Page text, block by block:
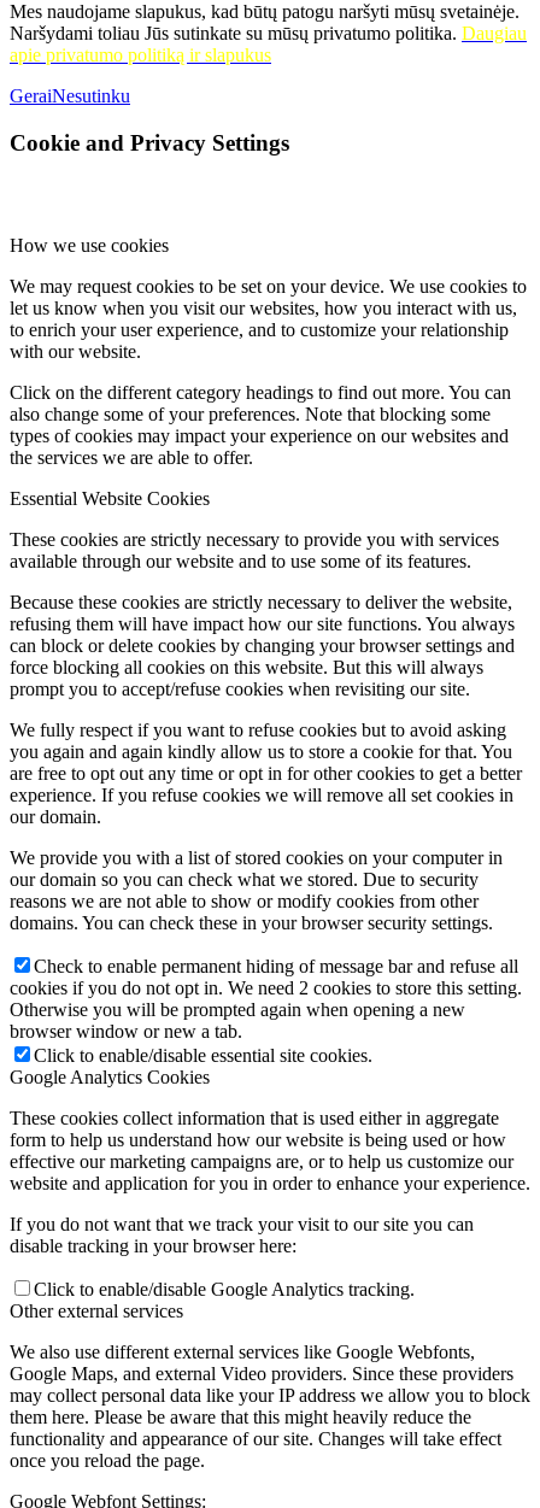
Mes naudojame slapukus, kad būtų patogu naršyti mūsų svetainėje.
Naršydami toliau Jūs sutinkate su mūsų privatumo politika. Daugiau
apie privatumo politiką ir slapukus
GeraiNesutinku
Cookie and Privacy Settings
How we use cookies
We may request cookies to be set on your device. We use cookies to
let us know when you visit our websites, how you interact with us,
to enrich your user experience, and to customize your relationship
with our website.
Click on the different category headings to find out more. You can
also change some of your preferences. Note that blocking some
types of cookies may impact your experience on our websites and
the services we are able to offer.
Essential Website Cookies
These cookies are strictly necessary to provide you with services
available through our website and to use some of its features.
Because these cookies are strictly necessary to deliver the website,
refusing them will have impact how our site functions. You always
can block or delete cookies by changing your browser settings and
force blocking all cookies on this website. But this will always
prompt you to accept/refuse cookies when revisiting our site.
We fully respect if you want to refuse cookies but to avoid asking
you again and again kindly allow us to store a cookie for that. You
are free to opt out any time or opt in for other cookies to get a better
experience. If you refuse cookies we will remove all set cookies in
our domain.
We provide you with a list of stored cookies on your computer in
our domain so you can check what we stored. Due to security
reasons we are not able to show or modify cookies from other
domains. You can check these in your browser security settings.
Check to enable permanent hiding of message bar and refuse all
cookies if you do not opt in. We need 2 cookies to store this setting.
Otherwise you will be prompted again when opening a new
browser window or new a tab.
Click to enable/disable essential site cookies.
Google Analytics Cookies
These cookies collect information that is used either in aggregate
form to help us understand how our website is being used or how
effective our marketing campaigns are, or to help us customize our
website and application for you in order to enhance your experience.
If you do not want that we track your visit to our site you can
disable tracking in your browser here:
Click to enable/disable Google Analytics tracking.
Other external services
We also use different external services like Google Webfonts,
Google Maps, and external Video providers. Since these providers
may collect personal data like your IP address we allow you to block
them here. Please be aware that this might heavily reduce the
functionality and appearance of our site. Changes will take effect
once you reload the page.
Google Webfont Settings: